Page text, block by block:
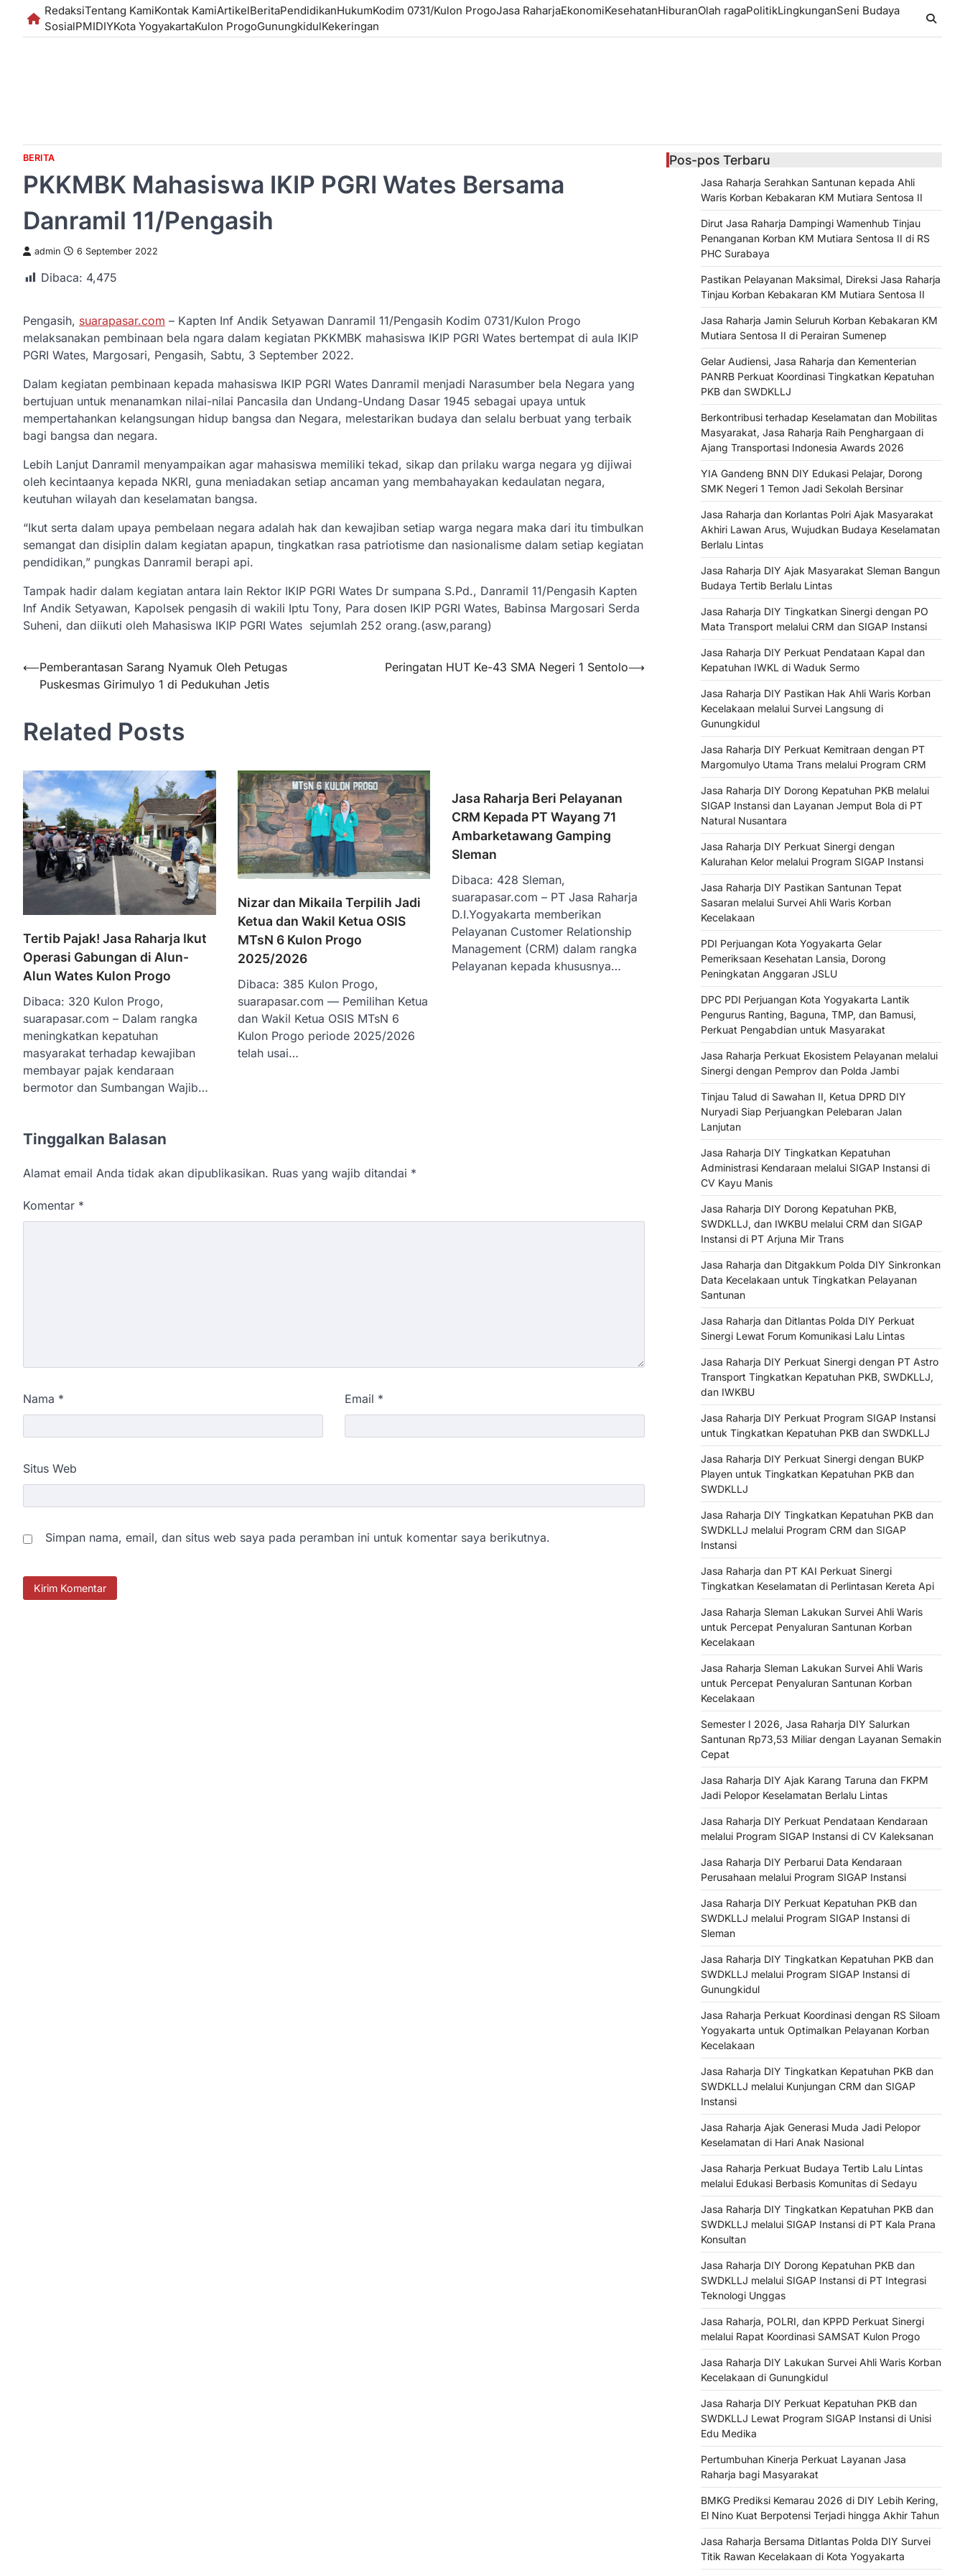
RedaksiTentang KamiKontak KamiArtikelBeritaPendidikanHukumKodim 0731/Kulon ProgoJasa RaharjaEkonomiKesehatanHiburanOlah ragaPolitikLingkunganSeni Budaya
SosialPMIDIYKota YogyakartaKulon ProgoGunungkidulKekeringan
BERITA
PKKMBK Mahasiswa IKIP PGRI Wates Bersama
Danramil 11/Pengasih
admin 6 September 2022
Dibaca: 4,475
Pengasih, suarapasar.com – Kapten Inf Andik Setyawan Danramil 11/Pengasih Kodim 0731/Kulon Progo
melaksanakan pembinaan bela ngara dalam kegiatan PKKMBK mahasiswa IKIP PGRI Wates bertempat di aula IKIP
PGRI Wates, Margosari, Pengasih, Sabtu, 3 September 2022.
Dalam kegiatan pembinaan kepada mahasiswa IKIP PGRI Wates Danramil menjadi Narasumber bela Negara yang
bertujuan untuk menanamkan nilai-nilai Pancasila dan Undang-Undang Dasar 1945 sebagai upaya untuk
mempertahankan kelangsungan hidup bangsa dan Negara, melestarikan budaya dan selalu berbuat yang terbaik
bagi bangsa dan negara.
Lebih Lanjut Danramil menyampaikan agar mahasiswa memiliki tekad, sikap dan prilaku warga negara yg dijiwai
oleh kecintaanya kepada NKRI, guna meniadakan setiap ancaman yang membahayakan kedaulatan negara,
keutuhan wilayah dan keselamatan bangsa.
“Ikut serta dalam upaya pembelaan negara adalah hak dan kewajiban setiap warga negara maka dari itu timbulkan
semangat dan disiplin dalam kegiatan apapun, tingkatkan rasa patriotisme dan nasionalisme dalam setiap kegiatan
pendidikan,” pungkas Danramil berapi api.
Tampak hadir dalam kegiatan antara lain Rektor IKIP PGRI Wates Dr sumpana S.Pd., Danramil 11/Pengasih Kapten
Inf Andik Setyawan, Kapolsek pengasih di wakili Iptu Tony, Para dosen IKIP PGRI Wates, Babinsa Margosari Serda
Suheni, dan diikuti oleh Mahasiswa IKIP PGRI Wates sejumlah 252 orang.(asw,parang)
Navigasi
pos
⟵Pemberantasan Sarang Nyamuk Oleh Petugas
Puskesmas Girimulyo 1 di Pedukuhan Jetis
Peringatan HUT Ke-43 SMA Negeri 1 Sentolo⟶
Related Posts
Tertib Pajak! Jasa Raharja Ikut
Operasi Gabungan di Alun-
Alun Wates Kulon Progo
Dibaca: 320 Kulon Progo,
suarapasar.com – Dalam rangka
meningkatkan kepatuhan
masyarakat terhadap kewajiban
membayar pajak kendaraan
bermotor dan Sumbangan Wajib…
Nizar dan Mikaila Terpilih Jadi
Ketua dan Wakil Ketua OSIS
MTsN 6 Kulon Progo
2025/2026
Dibaca: 385 Kulon Progo,
suarapasar.com — Pemilihan Ketua
dan Wakil Ketua OSIS MTsN 6
Kulon Progo periode 2025/2026
telah usai…
Jasa Raharja Beri Pelayanan
CRM Kepada PT Wayang 71
Ambarketawang Gamping
Sleman
Dibaca: 428 Sleman,
suarapasar.com – PT Jasa Raharja
D.I.Yogyakarta memberikan
Pelayanan Customer Relationship
Management (CRM) dalam rangka
Pelayanan kepada khususnya…
Tinggalkan Balasan
Alamat email Anda tidak akan dipublikasikan. Ruas yang wajib ditandai *
Komentar *
Nama * Email *
Situs Web
Simpan nama, email, dan situs web saya pada peramban ini untuk komentar saya berikutnya.
Pos-pos Terbaru
Jasa Raharja Serahkan Santunan kepada Ahli
Waris Korban Kebakaran KM Mutiara Sentosa II
Dirut Jasa Raharja Dampingi Wamenhub Tinjau
Penanganan Korban KM Mutiara Sentosa II di RS
PHC Surabaya
Pastikan Pelayanan Maksimal, Direksi Jasa Raharja
Tinjau Korban Kebakaran KM Mutiara Sentosa II
Jasa Raharja Jamin Seluruh Korban Kebakaran KM
Mutiara Sentosa II di Perairan Sumenep
Gelar Audiensi, Jasa Raharja dan Kementerian
PANRB Perkuat Koordinasi Tingkatkan Kepatuhan
PKB dan SWDKLLJ
Berkontribusi terhadap Keselamatan dan Mobilitas
Masyarakat, Jasa Raharja Raih Penghargaan di
Ajang Transportasi Indonesia Awards 2026
YIA Gandeng BNN DIY Edukasi Pelajar, Dorong
SMK Negeri 1 Temon Jadi Sekolah Bersinar
Jasa Raharja dan Korlantas Polri Ajak Masyarakat
Akhiri Lawan Arus, Wujudkan Budaya Keselamatan
Berlalu Lintas
Jasa Raharja DIY Ajak Masyarakat Sleman Bangun
Budaya Tertib Berlalu Lintas
Jasa Raharja DIY Tingkatkan Sinergi dengan PO
Mata Transport melalui CRM dan SIGAP Instansi
Jasa Raharja DIY Perkuat Pendataan Kapal dan
Kepatuhan IWKL di Waduk Sermo
Jasa Raharja DIY Pastikan Hak Ahli Waris Korban
Kecelakaan melalui Survei Langsung di
Gunungkidul
Jasa Raharja DIY Perkuat Kemitraan dengan PT
Margomulyo Utama Trans melalui Program CRM
Jasa Raharja DIY Dorong Kepatuhan PKB melalui
SIGAP Instansi dan Layanan Jemput Bola di PT
Natural Nusantara
Jasa Raharja DIY Perkuat Sinergi dengan
Kalurahan Kelor melalui Program SIGAP Instansi
Jasa Raharja DIY Pastikan Santunan Tepat
Sasaran melalui Survei Ahli Waris Korban
Kecelakaan
PDI Perjuangan Kota Yogyakarta Gelar
Pemeriksaan Kesehatan Lansia, Dorong
Peningkatan Anggaran JSLU
DPC PDI Perjuangan Kota Yogyakarta Lantik
Pengurus Ranting, Baguna, TMP, dan Bamusi,
Perkuat Pengabdian untuk Masyarakat
Jasa Raharja Perkuat Ekosistem Pelayanan melalui
Sinergi dengan Pemprov dan Polda Jambi
Tinjau Talud di Sawahan II, Ketua DPRD DIY
Nuryadi Siap Perjuangkan Pelebaran Jalan
Lanjutan
Jasa Raharja DIY Tingkatkan Kepatuhan
Administrasi Kendaraan melalui SIGAP Instansi di
CV Kayu Manis
Jasa Raharja DIY Dorong Kepatuhan PKB,
SWDKLLJ, dan IWKBU melalui CRM dan SIGAP
Instansi di PT Arjuna Mir Trans
Jasa Raharja dan Ditgakkum Polda DIY Sinkronkan
Data Kecelakaan untuk Tingkatkan Pelayanan
Santunan
Jasa Raharja dan Ditlantas Polda DIY Perkuat
Sinergi Lewat Forum Komunikasi Lalu Lintas
Jasa Raharja DIY Perkuat Sinergi dengan PT Astro
Transport Tingkatkan Kepatuhan PKB, SWDKLLJ,
dan IWKBU
Jasa Raharja DIY Perkuat Program SIGAP Instansi
untuk Tingkatkan Kepatuhan PKB dan SWDKLLJ
Jasa Raharja DIY Perkuat Sinergi dengan BUKP
Playen untuk Tingkatkan Kepatuhan PKB dan
SWDKLLJ
Jasa Raharja DIY Tingkatkan Kepatuhan PKB dan
SWDKLLJ melalui Program CRM dan SIGAP
Instansi
Jasa Raharja dan PT KAI Perkuat Sinergi
Tingkatkan Keselamatan di Perlintasan Kereta Api
Jasa Raharja Sleman Lakukan Survei Ahli Waris
untuk Percepat Penyaluran Santunan Korban
Kecelakaan
Jasa Raharja Sleman Lakukan Survei Ahli Waris
untuk Percepat Penyaluran Santunan Korban
Kecelakaan
Semester I 2026, Jasa Raharja DIY Salurkan
Santunan Rp73,53 Miliar dengan Layanan Semakin
Cepat
Jasa Raharja DIY Ajak Karang Taruna dan FKPM
Jadi Pelopor Keselamatan Berlalu Lintas
Jasa Raharja DIY Perkuat Pendataan Kendaraan
melalui Program SIGAP Instansi di CV Kaleksanan
Jasa Raharja DIY Perbarui Data Kendaraan
Perusahaan melalui Program SIGAP Instansi
Jasa Raharja DIY Perkuat Kepatuhan PKB dan
SWDKLLJ melalui Program SIGAP Instansi di
Sleman
Jasa Raharja DIY Tingkatkan Kepatuhan PKB dan
SWDKLLJ melalui Program SIGAP Instansi di
Gunungkidul
Jasa Raharja Perkuat Koordinasi dengan RS Siloam
Yogyakarta untuk Optimalkan Pelayanan Korban
Kecelakaan
Jasa Raharja DIY Tingkatkan Kepatuhan PKB dan
SWDKLLJ melalui Kunjungan CRM dan SIGAP
Instansi
Jasa Raharja Ajak Generasi Muda Jadi Pelopor
Keselamatan di Hari Anak Nasional
Jasa Raharja Perkuat Budaya Tertib Lalu Lintas
melalui Edukasi Berbasis Komunitas di Sedayu
Jasa Raharja DIY Tingkatkan Kepatuhan PKB dan
SWDKLLJ melalui SIGAP Instansi di PT Kala Prana
Konsultan
Jasa Raharja DIY Dorong Kepatuhan PKB dan
SWDKLLJ melalui SIGAP Instansi di PT Integrasi
Teknologi Unggas
Jasa Raharja, POLRI, dan KPPD Perkuat Sinergi
melalui Rapat Koordinasi SAMSAT Kulon Progo
Jasa Raharja DIY Lakukan Survei Ahli Waris Korban
Kecelakaan di Gunungkidul
Jasa Raharja DIY Perkuat Kepatuhan PKB dan
SWDKLLJ Lewat Program SIGAP Instansi di Unisi
Edu Medika
Pertumbuhan Kinerja Perkuat Layanan Jasa
Raharja bagi Masyarakat
BMKG Prediksi Kemarau 2026 di DIY Lebih Kering,
El Nino Kuat Berpotensi Terjadi hingga Akhir Tahun
Jasa Raharja Bersama Ditlantas Polda DIY Survei
Titik Rawan Kecelakaan di Kota Yogyakarta